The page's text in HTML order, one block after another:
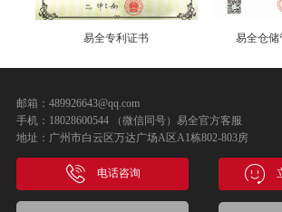
易全专利证书 易全仓储
邮箱：489926643@qq.com
手机：18028600544 （微信同号）易全官方客服
地址：广州市白云区万达广场A区A1栋802-803房
电话咨询